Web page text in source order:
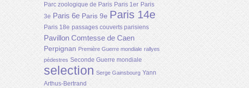
Parc zoologique de Paris Paris 1er Paris
3e Paris 6e Paris 9e Paris 14e
Paris 18e passages couverts parisiens
Pavillon Comtesse de Caen
Perpignan Première Guerre mondiale rallyes
pédestres Seconde Guerre mondiale
selection Serge Gainsbourg Yann
Arthus-Bertrand